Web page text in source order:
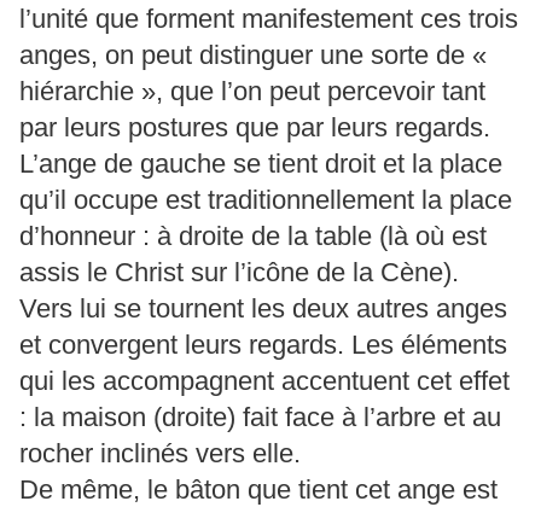
l’unité que forment manifestement ces trois
anges, on peut distinguer une sorte de «
hiérarchie », que l’on peut percevoir tant
par leurs postures que par leurs regards.
L’ange de gauche se tient droit et la place
qu’il occupe est traditionnellement la place
d’honneur : à droite de la table (là où est
assis le Christ sur l’icône de la Cène).
Vers lui se tournent les deux autres anges
et convergent leurs regards. Les éléments
qui les accompagnent accentuent cet effet
: la maison (droite) fait face à l’arbre et au
rocher inclinés vers elle.
De même, le bâton que tient cet ange est